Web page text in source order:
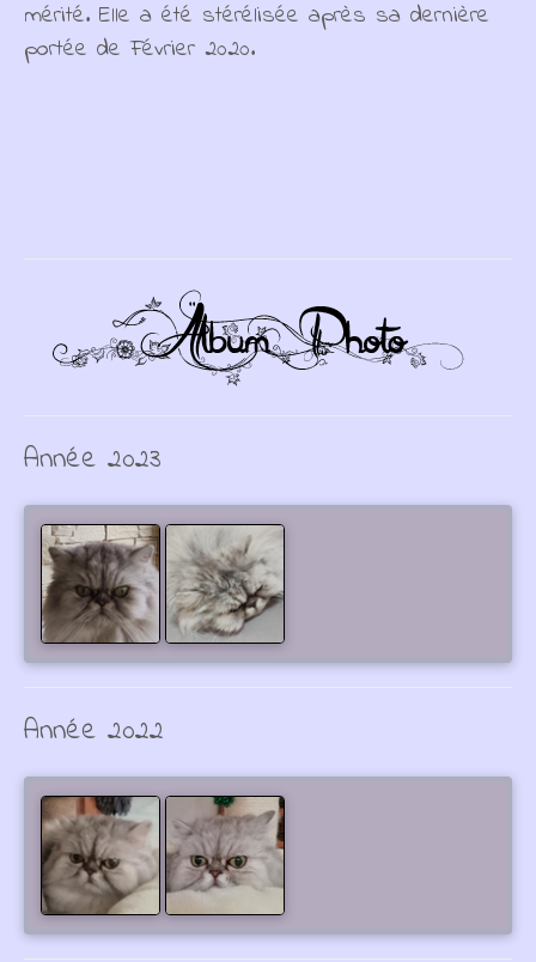
mérité. Elle a été stérélisée après sa dernière
portée de Février 2020.
Année 2023
Année 2022